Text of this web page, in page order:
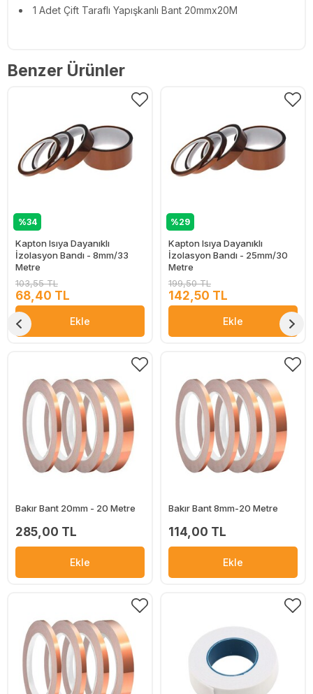
1 Adet Çift Taraflı Yapışkanlı Bant 20mmx20M
Benzer Ürünler
%34
Kapton Isıya Dayanıklı
İzolasyon Bandı - 8mm/33
Metre
103,55 TL
68,40 TL
Ekle
%29
Kapton Isıya Dayanıklı
İzolasyon Bandı - 25mm/30
Metre
199,50 TL
142,50 TL
Ekle
Bakır Bant 20mm - 20 Metre
285,00 TL
Ekle
Bakır Bant 8mm-20 Metre
114,00 TL
Ekle